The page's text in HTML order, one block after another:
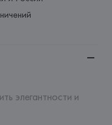
элегантности и